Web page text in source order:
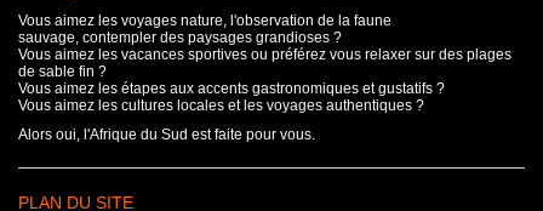
Vous aimez les voyages nature, l'observation de la faune
sauvage, contempler des paysages grandioses ?
Vous aimez les vacances sportives ou préférez vous relaxer sur des plages
de sable fin ?
Vous aimez les étapes aux accents gastronomiques et gustatifs ?
Vous aimez les cultures locales et les voyages authentiques ?
Alors oui, l'Afrique du Sud est faite pour vous.
PLAN DU SITE